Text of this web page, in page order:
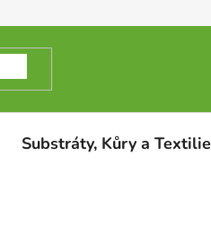
Substráty, Kůry a Textilie